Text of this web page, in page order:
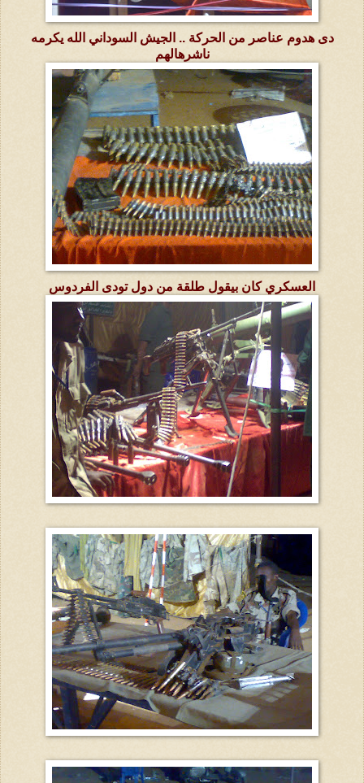
دى هدوم عناصر من الحركة .. الجيش السوداني الله يكرمه
ناشرهالهم
العسكري كان بيقول طلقة من دول تودى الفردوس